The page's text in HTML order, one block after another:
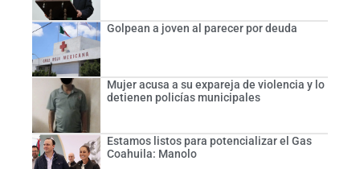
Golpean a joven al parecer por deuda
Mujer acusa a su expareja de violencia y lo
detienen policías municipales
Estamos listos para potencializar el Gas
Coahuila: Manolo